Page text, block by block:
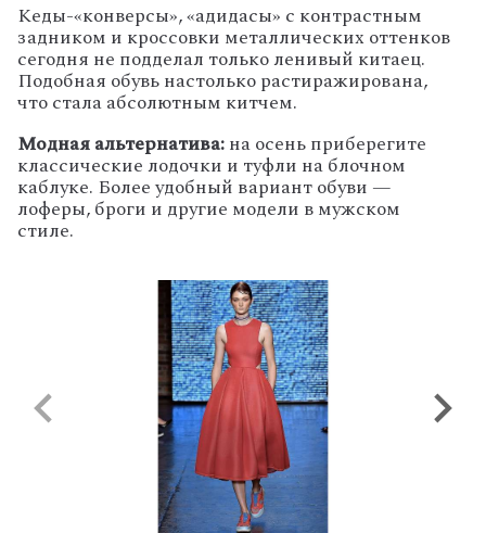
Кеды-«конверсы», «адидасы» с контрастным
задником и кроссовки металлических оттенков
сегодня не подделал только ленивый китаец.
Подобная обувь настолько растиражирована,
что стала абсолютным китчем.
Модная альтернатива:на осень приберегите
классические лодочки и туфли на блочном
каблуке. Более удобный вариант обуви —
лоферы, броги и другие модели в мужском
стиле.